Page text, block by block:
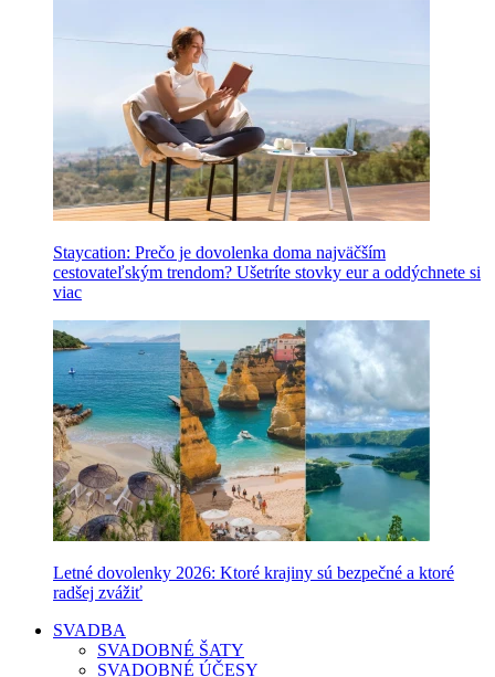
Staycation: Prečo je dovolenka doma najväčším
cestovateľským trendom? Ušetríte stovky eur a oddýchnete si
viac
Letné dovolenky 2026: Ktoré krajiny sú bezpečné a ktoré
radšej zvážiť
SVADBA
SVADOBNÉ ŠATY
SVADOBNÉ ÚČESY